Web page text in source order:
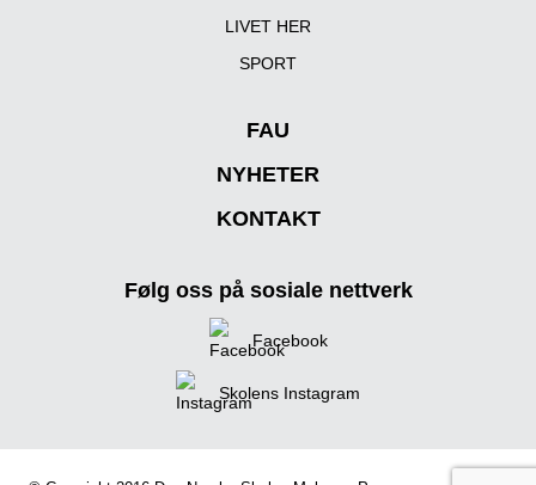
LIVET HER
SPORT
FAU
NYHETER
KONTAKT
Følg oss på sosiale nettverk
Facebook
Skolens Instagram